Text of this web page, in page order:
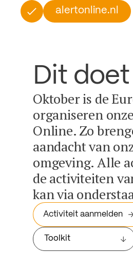
alertonline.nl
Dit
Oktober is de
organiseren
Online. Zo
aandacht van
omgeving. Alle
de activiteiten
kan via
Activiteit aanmelden
Toolkit